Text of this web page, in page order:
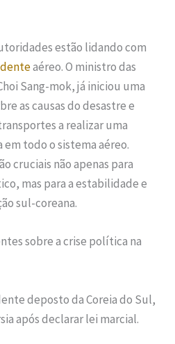
estão lidando com
aéreo. O ministro das
Sang-mok, já iniciou uma
as causas do desastre e
a realizar uma
em todo o sistema aéreo.
cruciais não apenas para
mas para a estabilidade e
sul-coreana.
sobre a crise política na
deposto da Coreia do Sul,
após declarar lei marcial.